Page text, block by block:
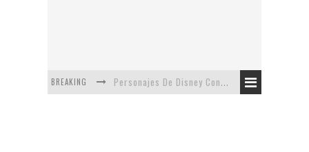
BREAKING Personajes De Disney Con Vestuarios Contemporáneos